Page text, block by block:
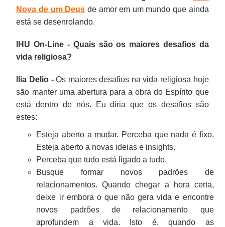
Nova de um Deus de amor em um mundo que ainda
está se desenrolando.
IHU On-Line - Quais são os maiores desafios da
vida religiosa?
Ilia Delio -Os maiores desafios na vida religiosa hoje
são manter uma abertura para a obra do Espírito que
está dentro de nós. Eu diria que os desafios são
estes:
Esteja aberto a mudar. Perceba que nada é fixo.
Esteja aberto a novas ideias e insights.
Perceba que tudo está ligado a tudo.
Busque formar novos padrões de
relacionamentos. Quando chegar a hora certa,
deixe ir embora o que não gera vida e encontre
novos padrões de relacionamento que
aprofundem a vida. Isto é, quando as